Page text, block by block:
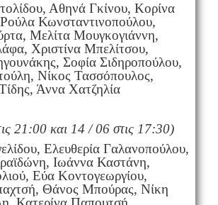
Αθηνά Γκίνου, Κορίνα
Κωνσταντινοπούλου,
Μελίτα Μουγκογιάννη,
Χριστίνα Μπελίτσου,
Σοφία Σιδηροπούλου,
Νίκος Τασσόπουλος,
Άννα Χατζηλία
21:00 και 14 / 06 στις 17:30)
Ελευθερία Γαλανοπούλου,
Ιωάννα Καστάνη,
Εύα Κοντογεωργίου,
Θάνος Μπούρας, Νίκη